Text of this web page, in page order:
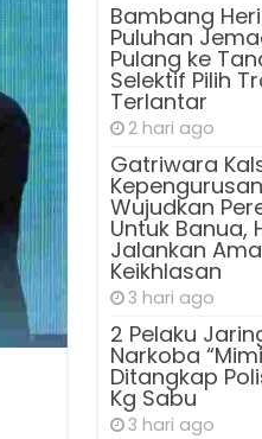
Bambang
Puluhan
Pulang ke
Selektif Pilih
Terlantar
2 hari ago
Gatriwara
Wujudkan
Untuk Banua,
Jalankan
Keikhlasan
3 hari ago
2 Pelaku
Narkoba
Ditangkap
Kg Sabu
3 hari ago